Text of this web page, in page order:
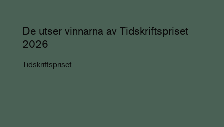
De utser vinnarna av Tidskriftspriset
2026
Tidskriftspriset